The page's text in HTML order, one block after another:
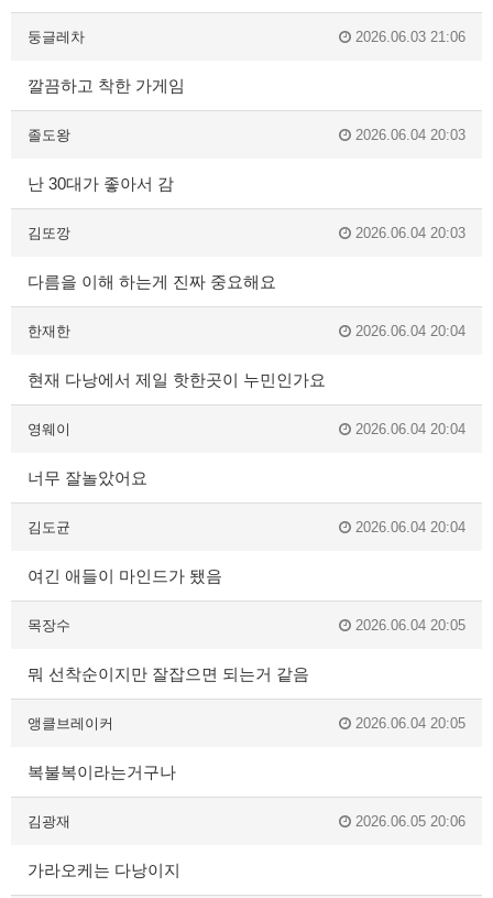
둥글레차 2026.06.03 21:06
깔끔하고 착한 가게임
졸도왕 2026.06.04 20:03
난 30대가 좋아서 감
김또깡 2026.06.04 20:03
다름을 이해 하는게 진짜 중요해요
한재한 2026.06.04 20:04
현재 다낭에서 제일 핫한곳이 누민인가요
영웨이 2026.06.04 20:04
너무 잘놀았어요
김도균 2026.06.04 20:04
여긴 애들이 마인드가 됐음
목장수 2026.06.04 20:05
뭐 선착순이지만 잘잡으면 되는거 같음
앵클브레이커 2026.06.04 20:05
복불복이라는거구나
김광재 2026.06.05 20:06
가라오케는 다낭이지